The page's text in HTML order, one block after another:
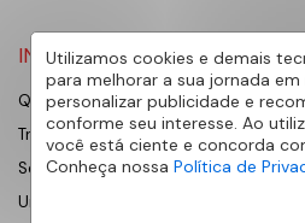
Utilizamos cookies e demais
para melhorar a sua jornada
personalizar publicidade e
conforme seu interesse. Ao
você está ciente e concorda
Conheça nossa Política de
INSTITUCIONAL
Quem Somos
Trabalhe Conosco
Sobre Sorocaba
Universidade AE